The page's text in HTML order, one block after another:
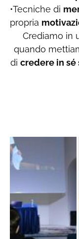
•Tecniche di
propria
Crediamo in
quando
di credere in sé